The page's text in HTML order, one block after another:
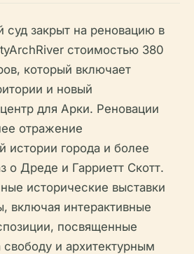
суд закрыт на реновацию в
стоимостью 380
который включает
и новый
для Арки. Реновации
отражение
истории города и более
о Дреде и Гарриетт Скотт.
исторические выставки
включая интерактивные
посвященные
свободу и архитектурным